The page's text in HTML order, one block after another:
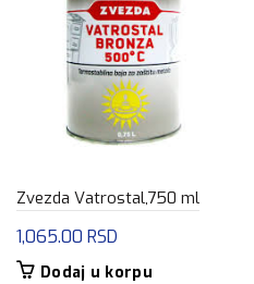
Zvezda Vatrostal,750 ml
1,065.00 RSD
Dodaj u korpu